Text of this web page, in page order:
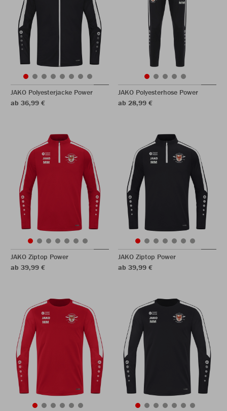
JAKO Polyesterjacke Power
ab 36,99 €
JAKO Polyesterhose Power
ab 28,99 €
JAKO Ziptop Power
ab 39,99 €
JAKO Ziptop Power
ab 39,99 €